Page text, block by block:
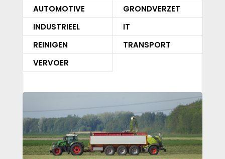
AUTOMOTIVE
GRONDVERZET
INDUSTRIEEL
IT
REINIGEN
TRANSPORT
VERVOER